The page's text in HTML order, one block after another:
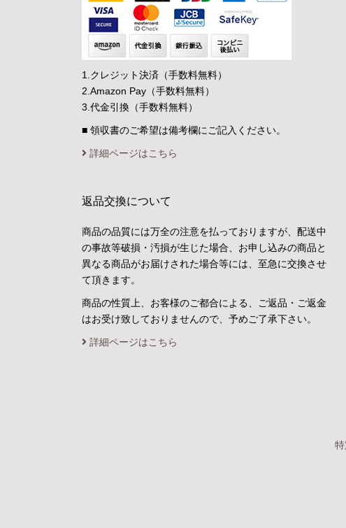
1.クレジット決済（手数料無料）
2.Amazon Pay（手数料無料）
3.代金引換（手数料無料）
■ 領収書のご希望は備考欄にご記入ください。
詳細ページはこちら
返品交換について
商品の品質には万全の注意を払っておりますが、配送中
の事故等破損・汚損が生じた場合、お申し込みの商品と
異なる商品がお届けされた場合等には、至急に交換させ
て頂きます。
商品の性質上、お客様のご都合による、ご返品・ご返金
はお受け致しておりませんので、予めご了承下さい。
詳細ページはこちら